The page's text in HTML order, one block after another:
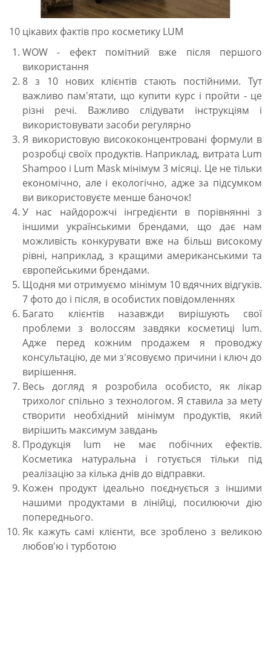
10 цікавих фактів про косметику LUM
WOW - ефект помітний вже після першого
використання
8 з 10 нових клієнтів стають постійними. Тут
важливо пам'ятати, що купити курс і пройти - це
різні речі. Важливо слідувати інструкціям і
використовувати засоби регулярно
Я використовую висококонцентровані формули в
розробці своїх продуктів. Наприклад, витрата Lum
Shampoo і Lum Mask мінімум 3 місяці. Це не тільки
економічно, але і екологічно, адже за підсумком
ви використовуєте менше баночок!
У нас найдорожчі інгредієнти в порівнянні з
іншими українськими брендами, що дає нам
можливість конкурувати вже на більш високому
рівні, наприклад, з кращими американськими та
європейськими брендами.
Щодня ми отримуємо мінімум 10 вдячних відгуків.
7 фото до і після, в особистих повідомленнях
Багато клієнтів назавжди вирішують свої
проблеми з волоссям завдяки косметиці lum.
Адже перед кожним продажем я проводжу
консультацію, де ми з'ясовуємо причини і ключ до
вирішення.
Весь догляд я розробила особисто, як лікар
трихолог спільно з технологом. Я ставила за мету
створити необхідний мінімум продуктів, який
вирішить максимум завдань
Продукція lum не має побічних ефектів.
Косметика натуральна і готується тільки під
реалізацію за кілька днів до відправки.
Кожен продукт ідеально поєднується з іншими
нашими продуктами в лінійці, посилюючи дію
попереднього.
Як кажуть самі клієнти, все зроблено з великою
любов'ю і турботою